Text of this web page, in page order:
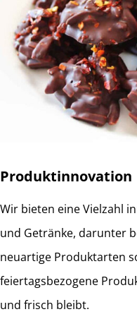
Produktinnovation
Wir bieten eine Vielzahl
und Getränke, darunter
neuartige Produktarten
feiertagsbezogene
und frisch bleibt.